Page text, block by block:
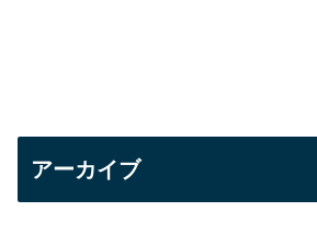
アーカイブ